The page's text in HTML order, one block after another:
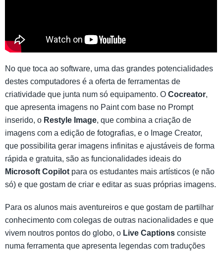
No que toca ao software, uma das grandes potencialidades
destes computadores é a oferta de ferramentas de
criatividade que junta num só equipamento. O Cocreator,
que apresenta imagens no Paint com base no Prompt
inserido, o Restyle Image, que combina a criação de
imagens com a edição de fotografias, e o Image Creator,
que possibilita gerar imagens infinitas e ajustáveis de forma
rápida e gratuita, são as funcionalidades ideais do
Microsoft Copilot para os estudantes mais artísticos (e não
só) e que gostam de criar e editar as suas próprias imagens.
Para os alunos mais aventureiros e que gostam de partilhar
conhecimento com colegas de outras nacionalidades e que
vivem noutros pontos do globo, o Live Captions consiste
numa ferramenta que apresenta legendas com traduções